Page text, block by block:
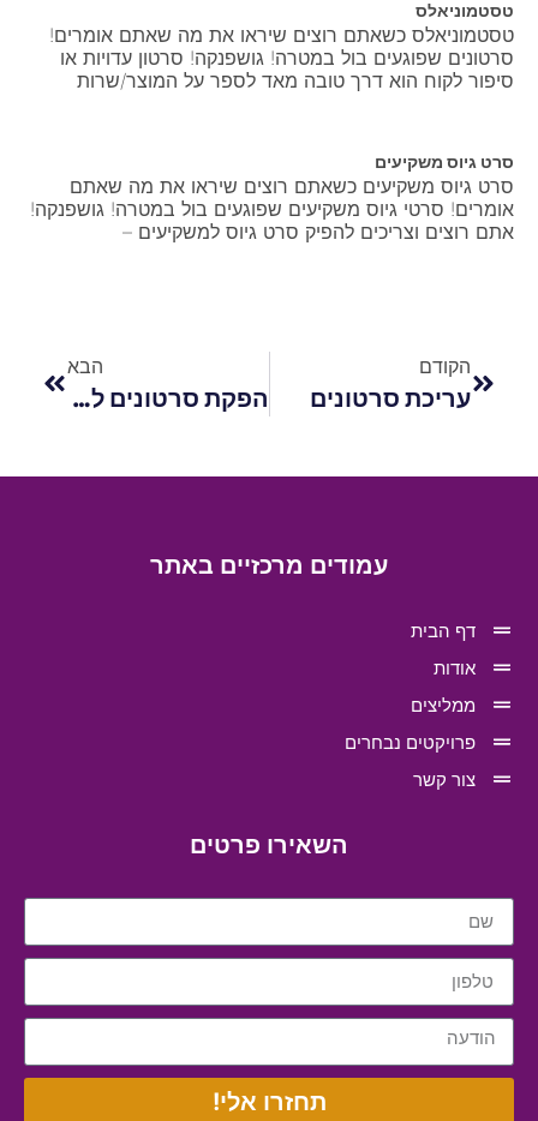
טסטמוניאלס
טסטמוניאלס כשאתם רוצים שיראו את מה שאתם אומרים!
סרטונים שפוגעים בול במטרה! גושפנקה! סרטון עדויות או
סיפור לקוח הוא דרך טובה מאד לספר על המוצר/שרות
סרט גיוס משקיעים
סרט גיוס משקיעים כשאתם רוצים שיראו את מה שאתם
אומרים! סרטי גיוס משקיעים שפוגעים בול במטרה! גושפנקה!
אתם רוצים וצריכים להפיק סרט גיוס למשקיעים –
הקודם
עריכת סרטונים
הבא
הפקת סרטונים לחברות
עמודים מרכזיים באתר
דף הבית
אודות
ממליצים
פרויקטים נבחרים
צור קשר
השאירו פרטים
תחזרו אלי!